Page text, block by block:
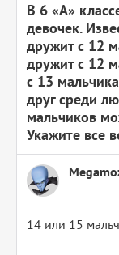
В 6 «A»
девочек.
дружит с 12
дружит с 12
с 13
друг среди
мальчиков
Укажите все
14 или 15